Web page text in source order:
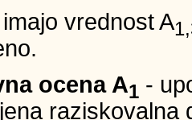
vrednost A
ocena A1 -
raziskovalna